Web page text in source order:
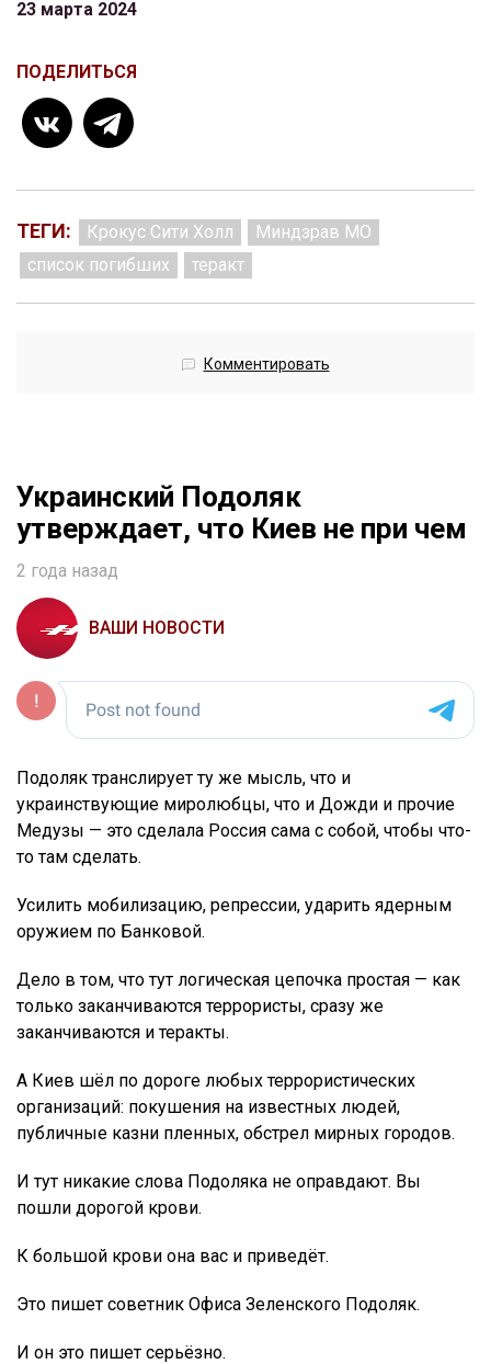
23 марта 2024
ПОДЕЛИТЬСЯ
ТЕГИ: Крокус Сити Холл
Миндзрав МО
список погибших
теракт
Комментировать
Украинский Подоляк
утверждает, что Киев не при чем
2 года назад
ВАШИ НОВОСТИ
Подоляк транслирует ту же мысль, что и
украинствующие миролюбцы, что и Дожди и прочие
Медузы — это сделала Россия сама с собой, чтобы что-
то там сделать.
Усилить мобилизацию, репрессии, ударить ядерным
оружием по Банковой.
Дело в том, что тут логическая цепочка простая — как
только заканчиваются террористы, сразу же
заканчиваются и теракты.
А Киев шёл по дороге любых террористических
организаций: покушения на известных людей,
публичные казни пленных, обстрел мирных городов.
И тут никакие слова Подоляка не оправдают. Вы
пошли дорогой крови.
К большой крови она вас и приведёт.
Это пишет советник Офиса Зеленского Подоляк.
И он это пишет серьёзно.